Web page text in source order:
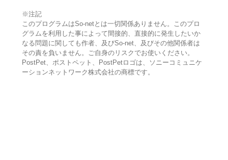
※注記
このプログラムはSo-netとは一切関係ありません。このプロ
グラムを利用した事によって間接的、直接的に発生したいか
なる問題に関しても作者、及びSo-net、及びその他関係者は
その責を負いません。ご自身のリスクでお使いください。
PostPet、ポストペット、PostPetロゴは、ソニーコミュニケ
ーションネットワーク株式会社の商標です。